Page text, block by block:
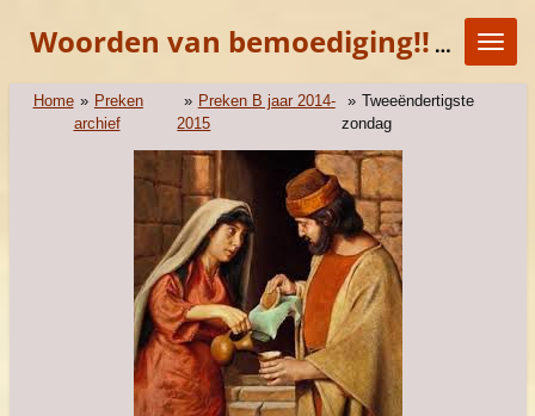
direct
hoofdinhoud
Woorden van bemoediging!!"KOM
Home » Preken
archief
» Preken B jaar 2014-
2015
» Tweeëndertigste
zondag